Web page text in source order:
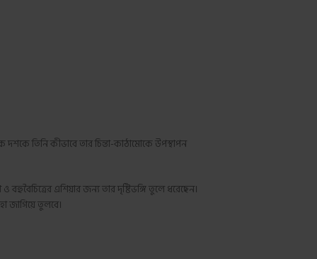
তিনি কীভাবে তার চিন্তা-কাঠামোকে উপস্থাপন
বহুবৈচিত্রের এশিয়ার জন্য তার দৃষ্টিভঙ্গি তুলে ধরেছেন।
জাগিয়ে তুলবে।